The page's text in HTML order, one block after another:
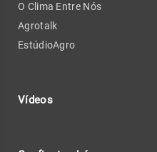
O Clima Entre Nós
Agrotalk
EstúdioAgro
Vídeos